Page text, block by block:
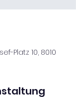
Platz 10, 8010